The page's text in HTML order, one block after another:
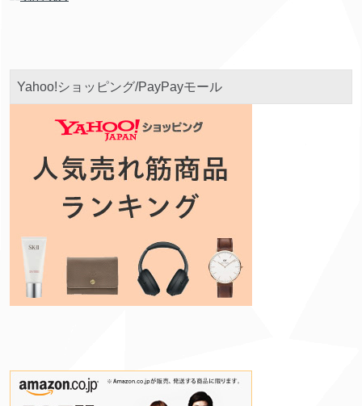
Yahoo!ショッピング/PayPayモール